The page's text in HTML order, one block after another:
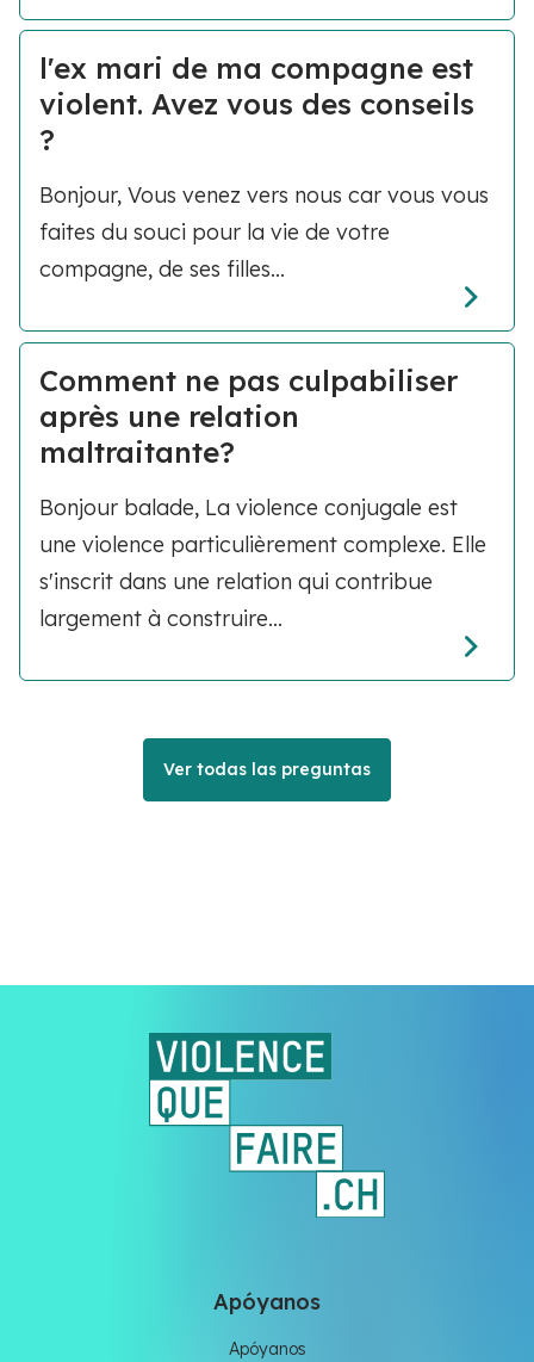
l'ex mari de ma compagne est
violent. Avez vous des conseils
?
Bonjour, Vous venez vers nous car vous vous
faites du souci pour la vie de votre
compagne, de ses filles...
Comment ne pas culpabiliser
après une relation
maltraitante?
Bonjour balade, La violence conjugale est
une violence particulièrement complexe. Elle
s'inscrit dans une relation qui contribue
largement à construire...
Ver todas las preguntas
Apóyanos
Apóyanos